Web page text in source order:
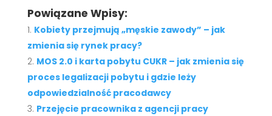
Powiązane Wpisy:
Kobiety przejmują „męskie zawody” – jak
zmienia się rynek pracy?
MOS 2.0 i karta pobytu CUKR – jak zmienia się
proces legalizacji pobytu i gdzie leży
odpowiedzialność pracodawcy
Przejęcie pracownika z agencji pracy